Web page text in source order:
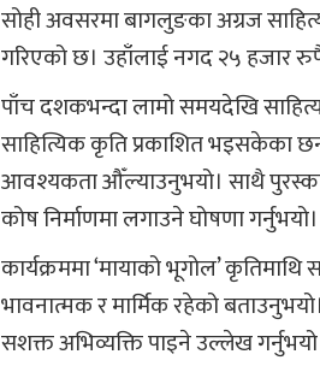
सोही अवसरमा बागलुङका अग्रज
गरिएको छ। उहाँलाई नगद २५ हजार
पाँच दशकभन्दा लामो समयदेखि
साहित्यिक कृति प्रकाशित भइसकेका
आवश्यकता औँल्याउनुभयो। साथै
कोष निर्माणमा लगाउने घोषणा गर्नुभयो।
कार्यक्रममा ‘मायाको भूगोल’ कृतिमाथि
भावनात्मक र मार्मिक रहेको
सशक्त अभिव्यक्ति पाइने उल्लेख